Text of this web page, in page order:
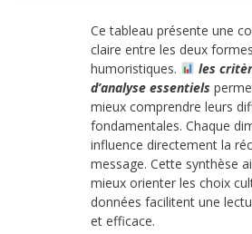
Ce tableau présente une
claire entre les deux formes
humoristiques.
les
d’analyse essentiels
mieux comprendre leurs
fondamentales. Chaque
influence directement la
message. Cette synthèse
mieux orienter les choix
données facilitent une
et efficace.